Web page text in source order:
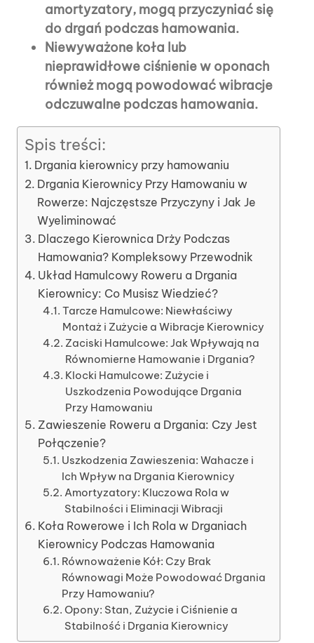
amortyzatory, mogą przyczyniać się
do drgań podczas hamowania.
Niewyważone koła lub
nieprawidłowe ciśnienie w oponach
również mogą powodować wibracje
odczuwalne podczas hamowania.
Spis treści:
Drgania kierownicy przy hamowaniu
Drgania Kierownicy Przy Hamowaniu w
Rowerze: Najczęstsze Przyczyny i Jak Je
Wyeliminować
Dlaczego Kierownica Drży Podczas
Hamowania? Kompleksowy Przewodnik
Układ Hamulcowy Roweru a Drgania
Kierownicy: Co Musisz Wiedzieć?
Tarcze Hamulcowe: Niewłaściwy
Montaż i Zużycie a Wibracje Kierownicy
Zaciski Hamulcowe: Jak Wpływają na
Równomierne Hamowanie i Drgania?
Klocki Hamulcowe: Zużycie i
Uszkodzenia Powodujące Drgania
Przy Hamowaniu
Zawieszenie Roweru a Drgania: Czy Jest
Połączenie?
Uszkodzenia Zawieszenia: Wahacze i
Ich Wpływ na Drgania Kierownicy
Amortyzatory: Kluczowa Rola w
Stabilności i Eliminacji Wibracji
Koła Rowerowe i Ich Rola w Drganiach
Kierownicy Podczas Hamowania
Równoważenie Kół: Czy Brak
Równowagi Może Powodować Drgania
Przy Hamowaniu?
Opony: Stan, Zużycie i Ciśnienie a
Stabilność i Drgania Kierownicy